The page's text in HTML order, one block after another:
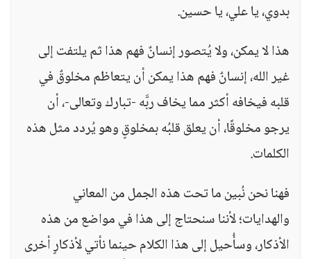
بدوي، يا علي، يا حسين.
هذا لا يمكن، ولا يُتصور إنسانٌ فهم هذا ثم يلتفت إلى
غير الله، إنسانٌ فهم هذا يمكن أن يتعاظم مخلوقٌ في
قلبه فيخافه أكثر مما يخاف ربَّه -تبارك وتعالى-، أن
يرجو مخلوقًا، أن يعلق قلبُه بمخلوقٍ وهو يُردد مثل هذه
الكلمات.
فهنا نحن نُبين ما تحت هذه الجمل من المعاني
والهدايات؛ لأننا سنحتاج إلى هذا في مواضع من هذه
الأذكار، وسأُحيل إلى هذا الكلام حينما نأتي لأذكارٍ أخرى